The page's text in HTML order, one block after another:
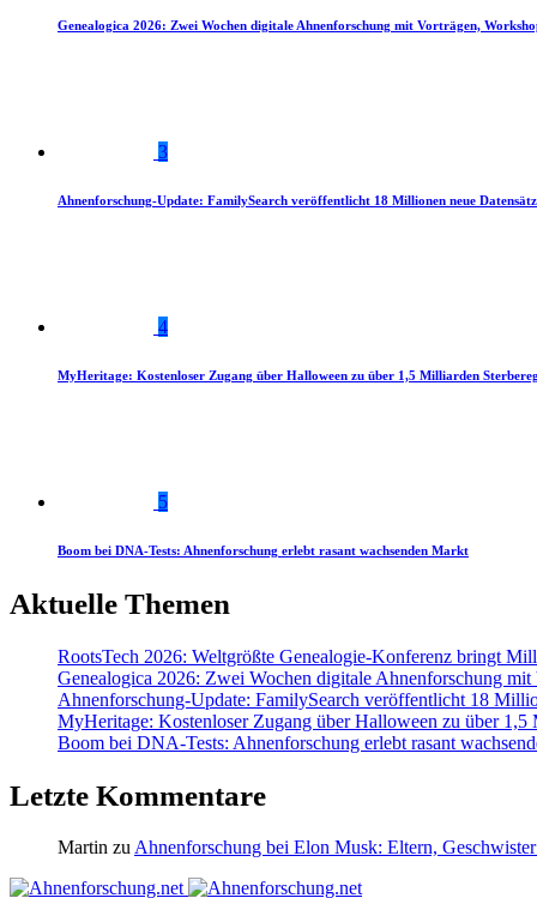
Genealogica 2026: Zwei Wochen digitale Ahnenforschung mit Vorträgen,
3
Ahnenforschung-Update: FamilySearch veröffentlicht 18 Millionen neue
4
MyHeritage: Kostenloser Zugang über Halloween zu über 1,5 Milliarden
5
Boom bei DNA-Tests: Ahnenforschung erlebt rasant wachsenden Markt
Aktuelle Themen
RootsTech 2026: Weltgrößte Genealogie-Konferenz bringt
Genealogica 2026: Zwei Wochen digitale Ahnenforschung mit
Ahnenforschung-Update: FamilySearch veröffentlicht 18
MyHeritage: Kostenloser Zugang über Halloween zu über 1,5
Boom bei DNA-Tests: Ahnenforschung erlebt rasant
Letzte Kommentare
Martin zu Ahnenforschung bei Elon Musk: Eltern,